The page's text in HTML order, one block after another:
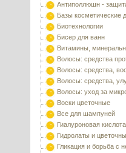
Антиполлюшн -
Базы косметические
Биотехнологии
Бисер для ванн
Витамины,
Волосы: средства
Волосы: средства,
Волосы: средства,
Волосы: уход за
Воски цветочные
Все для шампуней
Гиалуроновая
Гидролаты и
Гликация и борьба с